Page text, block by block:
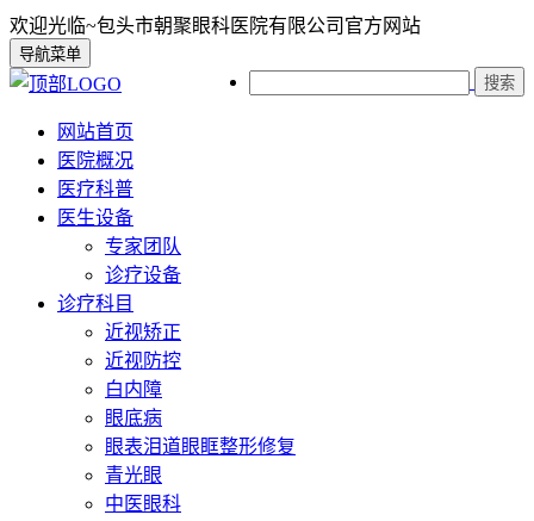
欢迎光临~包头市朝聚眼科医院有限公司官方网站
搜索
导航菜单
网站首页
医院概况
医疗科普
医生设备
专家团队
诊疗设备
诊疗科目
近视矫正
近视防控
白内障
眼底病
眼表泪道眼眶整形修复
青光眼
中医眼科